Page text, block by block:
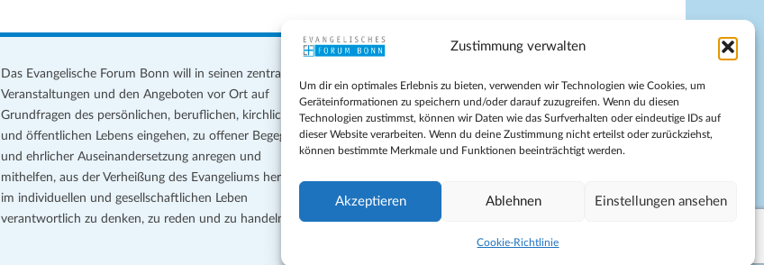
Zustimmung verwalten
Um dir ein optimales Erlebnis zu bieten, verwenden wir Technologien wie Cookies, um
Geräteinformationen zu speichern und/oder darauf zuzugreifen. Wenn du diesen
Technologien zustimmst, können wir Daten wie das Surfverhalten oder eindeutige IDs auf
dieser Website verarbeiten. Wenn du deine Zustimmung nicht erteilst oder zurückziehst,
können bestimmte Merkmale und Funktionen beeinträchtigt werden.
Akzeptieren Ablehnen Einstellungen ansehen
Cookie-Richtlinie
Das Evangelische Forum Bonn will in seinen zentralen
Veranstaltungen und den Angeboten vor Ort auf
Grundfragen des persönlichen, beruflichen, kirchlichen
und öffentlichen Lebens eingehen, zu offener Begegnung
und ehrlicher Auseinandersetzung anregen und
mithelfen, aus der Verheißung des Evangeliums heraus
im individuellen und gesellschaftlichen Leben
verantwortlich zu denken, zu reden und zu handeln.
Datenschutz
Teilnahmebedingungen
Evangelische Kirche in Bonn
Cookie-Richtlinie (EU)